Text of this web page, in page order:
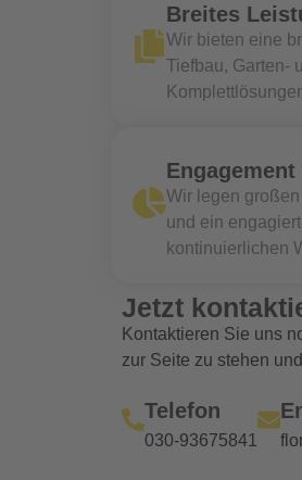
Breites
Wir bieten eine
Tiefbau, Garten-
Wir legen
und ein
kontinuierlichen
Jetzt
Kontaktieren Sie uns
zur Seite zu stehen
Telefon
030-93675841